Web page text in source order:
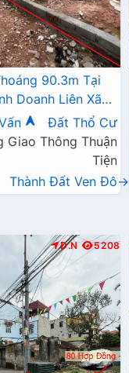
90.3m Tại
Doanh Liên Xã
Đất Thổ Cư
Giao Thông Thuận
Tiện
Thành Đất Ven Đô→
Đ.N 5208